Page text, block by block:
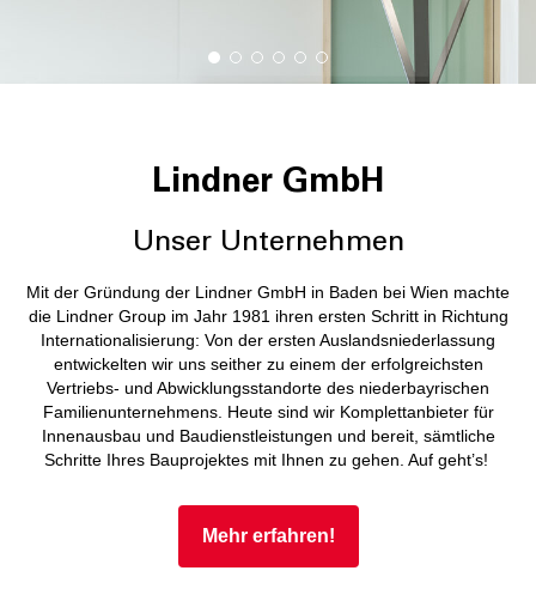
Lindner GmbH
Unser Unternehmen
Mit der Gründung der Lindner GmbH in Baden bei Wien machte
die Lindner Group im Jahr 1981 ihren ersten Schritt in Richtung
Internationalisierung: Von der ersten Auslandsniederlassung
entwickelten wir uns seither zu einem der erfolgreichsten
Vertriebs- und Abwicklungsstandorte des niederbayrischen
Familienunternehmens. Heute sind wir Komplettanbieter für
Innenausbau und Baudienstleistungen und bereit, sämtliche
Schritte Ihres Bauprojektes mit Ihnen zu gehen. Auf geht’s!
Mehr erfahren!